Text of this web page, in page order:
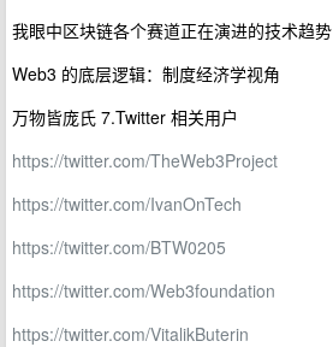
我眼中区块链各个赛道正在演进的技术趋势
Web3 的底层逻辑：制度经济学视角
万物皆庞氏 7.Twitter 相关用户
https://twitter.com/TheWeb3Project
https://twitter.com/IvanOnTech
https://twitter.com/BTW0205
https://twitter.com/Web3foundation
https://twitter.com/VitalikButerin